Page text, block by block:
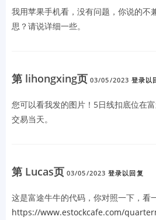
我用苹果手机看，没有问题，你说的不
思？请说详细一些。
第 lihongxing页 03/05/2023 登录以
您可以看我发的图片！5日线扣底位在
交易当天。
第 Lucas页 03/05/2023 登录以回复
这是富途牛牛的代码，你对照一下，看
https://www.estockcafe.com/